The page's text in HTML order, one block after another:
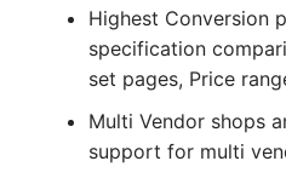
Highest Conversion
specification
set pages, Price
Multi Vendor shops
support for multi